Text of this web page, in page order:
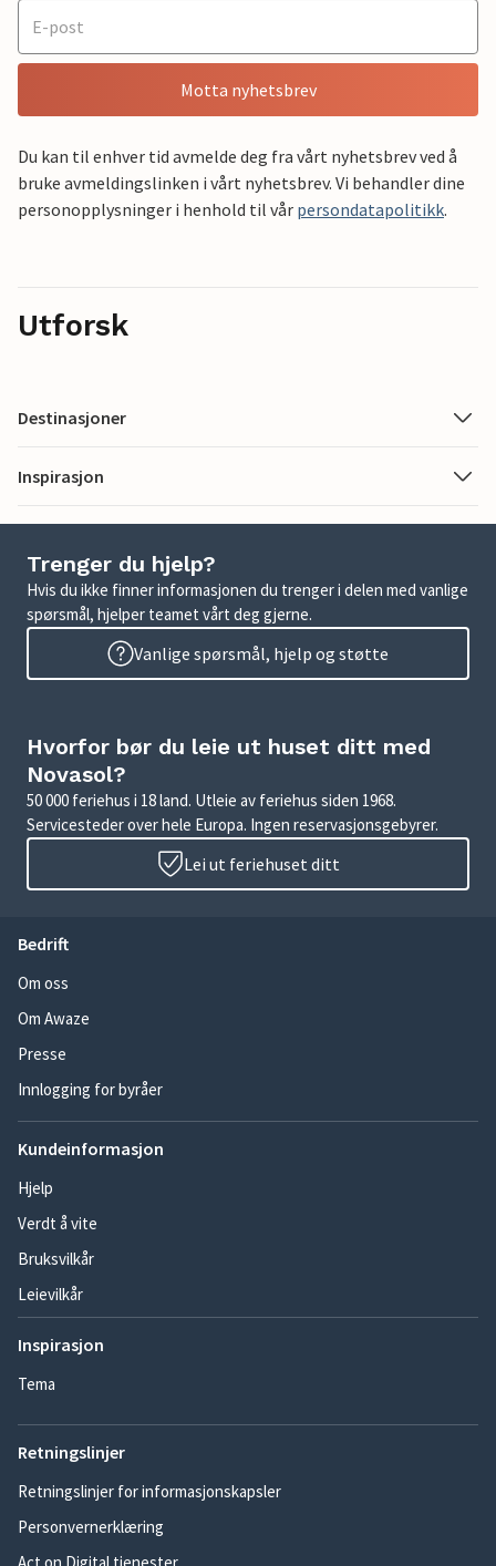
Motta nyhetsbrev
Du kan til enhver tid avmelde deg fra vårt nyhetsbrev ved å
bruke avmeldingslinken i vårt nyhetsbrev. Vi behandler dine
personopplysninger i henhold til vår persondatapolitikk.
Utforsk
Destinasjoner
Inspirasjon
Trenger du hjelp?
Hvis du ikke finner informasjonen du trenger i delen med vanlige
spørsmål, hjelper teamet vårt deg gjerne.
Vanlige spørsmål, hjelp og støtte
Hvorfor bør du leie ut huset ditt med
Novasol?
50 000 feriehus i 18 land. Utleie av feriehus siden 1968.
Servicesteder over hele Europa. Ingen reservasjonsgebyrer.
Lei ut feriehuset ditt
Bedrift
Om oss
Om Awaze
Presse
Innlogging for byråer
Kundeinformasjon
Hjelp
Verdt å vite
Bruksvilkår
Leievilkår
Inspirasjon
Tema
Retningslinjer
Retningslinjer for informasjonskapsler
Personvernerklæring